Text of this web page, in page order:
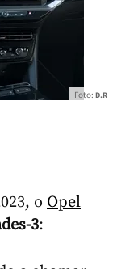
Foto: D.R
o Opel
3: